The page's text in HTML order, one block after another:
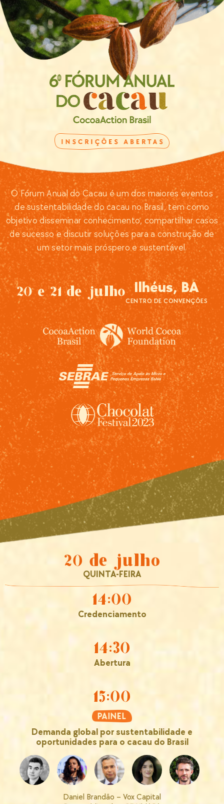
O Fórum Anual do Cacau é um dos maiores eventos
de sustentabilidade do cacau no Brasil, tem como
objetivo disseminar conhecimento, compartilhar casos
de sucesso e discutir soluções para a construção de
um setor mais próspero e sustentável.
20 e 21 de julho Ilhéus, BA
CENTRO DE CONVENÇÕES
20 de julho
QUINTA-FEIRA
14:00
Credenciamento
14:30
Abertura
15:00
Demanda global por sustentabilidade e
oportunidades para o cacau do Brasil
Daniel Brandão – Vox Capital